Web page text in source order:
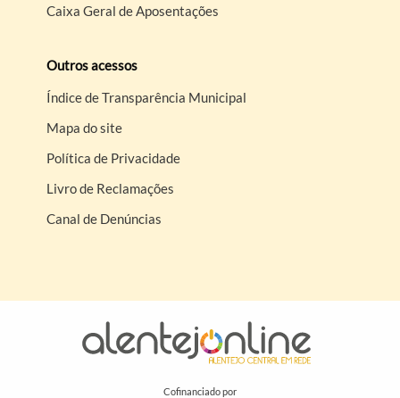
Caixa Geral de Aposentações
Outros acessos
Índice de Transparência Municipal
Mapa do site
Política de Privacidade
Livro de Reclamações
Canal de Denúncias
Cofinanciado por